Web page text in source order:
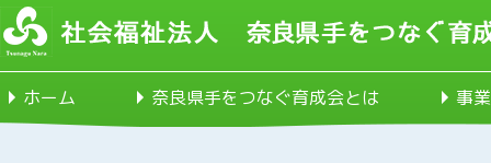
ホーム 奈良県手をつなぐ育成会とは 事